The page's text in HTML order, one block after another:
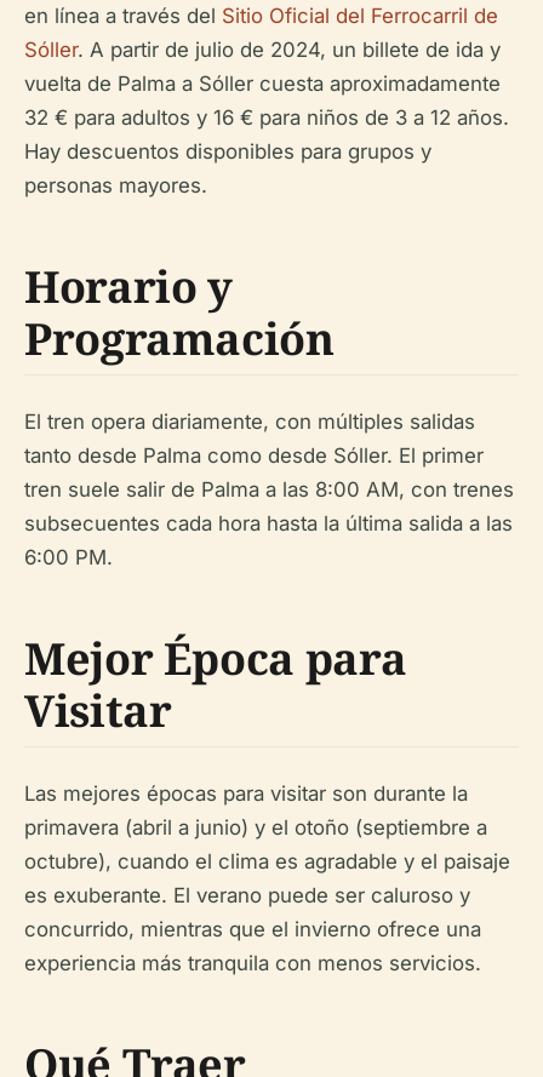
en línea a través del Sitio Oficial del Ferrocarril de
Sóller. A partir de julio de 2024, un billete de ida y
vuelta de Palma a Sóller cuesta aproximadamente
32 € para adultos y 16 € para niños de 3 a 12 años.
Hay descuentos disponibles para grupos y
personas mayores.
Horario y
Programación
El tren opera diariamente, con múltiples salidas
tanto desde Palma como desde Sóller. El primer
tren suele salir de Palma a las 8:00 AM, con trenes
subsecuentes cada hora hasta la última salida a las
6:00 PM.
Mejor Época para
Visitar
Las mejores épocas para visitar son durante la
primavera (abril a junio) y el otoño (septiembre a
octubre), cuando el clima es agradable y el paisaje
es exuberante. El verano puede ser caluroso y
concurrido, mientras que el invierno ofrece una
experiencia más tranquila con menos servicios.
Qué Traer